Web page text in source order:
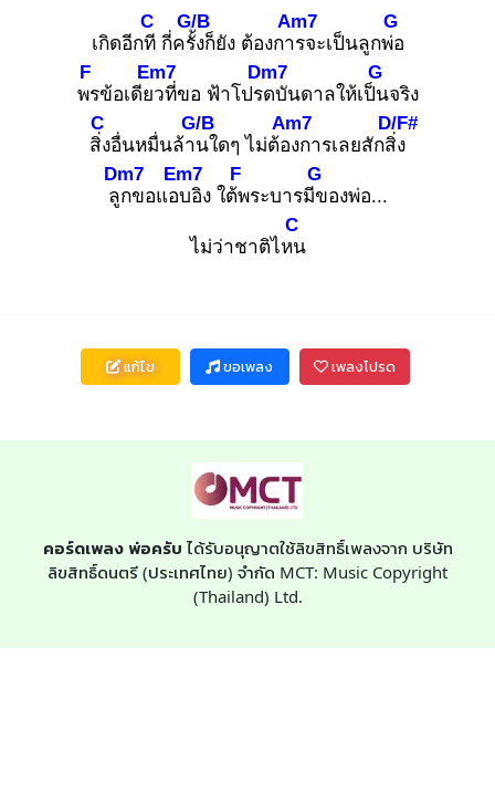
เกิดอีกที
C
กี่ครั้ง
G/B
ก็ยัง ต้องการ
Am7
จะเป็นลูกพ่อ
G
พร
F
ข้อเดียว
Em7
ที่ขอ ฟ้าโปรด
Dm7
บันดาลให้เป็น
G
จริง
สิ่ง
C
อื่นหมื่นล้าน
G/B
ใดๆ ไม่ต้อง
Am7
การเลยสักสิ่ง
D/F#
ลูก
Dm7
ขอแอบ
Em7
อิง ใต้พ
F
ระบารมีข
G
องพ่อ...
ไม่ว่าชาติไหน
C
แก้ไข ขอเพลง เพลงโปรด
คอร์ดเพลง พ่อครับ ได้รับอนุญาตใช้ลิขสิทธิ์เพลงจาก บริษัท
ลิขสิทธิ์ดนตรี (ประเทศไทย) จำกัด MCT: Music Copyright
(Thailand) Ltd.